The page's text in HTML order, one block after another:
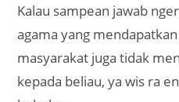
Kalau sampean jawab
agama yang
masyarakat juga tidak
kepada beliau, ya wis ra